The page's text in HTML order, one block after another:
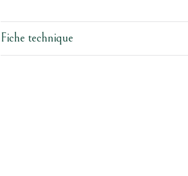
Fiche technique